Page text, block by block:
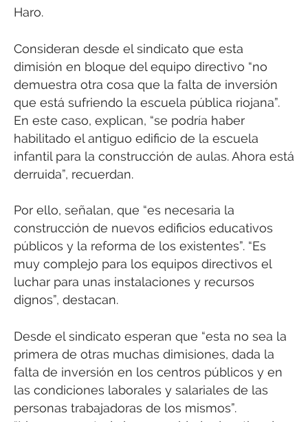
Haro.
Consideran desde el sindicato que esta
dimisión en bloque del equipo directivo “no
demuestra otra cosa que la falta de inversión
que está sufriendo la escuela pública riojana”.
En este caso, explican, “se podría haber
habilitado el antiguo edificio de la escuela
infantil para la construcción de aulas. Ahora está
derruida”, recuerdan.
Por ello, señalan, que “es necesaria la
construcción de nuevos edificios educativos
públicos y la reforma de los existentes”. “Es
muy complejo para los equipos directivos el
luchar para unas instalaciones y recursos
dignos”, destacan.
Desde el sindicato esperan que “esta no sea la
primera de otras muchas dimisiones, dada la
falta de inversión en los centros públicos y en
las condiciones laborales y salariales de las
personas trabajadoras de los mismos”.